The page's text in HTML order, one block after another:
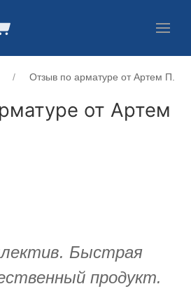
Отзыв по арматуре от Артем П.
от Артем
Быстрая
продукт.